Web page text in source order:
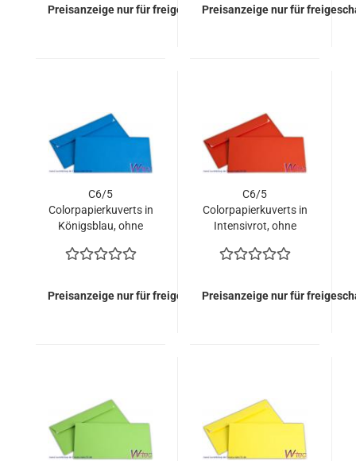
Preisanzeige nur für freigeschaltete Kunden
Preisanzeige nur für
C6/5
Colorpapierkuverts in
Königsblau, ohne
= 79,00 EURO)
Preisanzeige nur für freigeschaltete Kunden
C6/5
Colorpapierkuverts in
Intensivrot, ohne
= 79,00 EURO)
Preisanzeige nur für